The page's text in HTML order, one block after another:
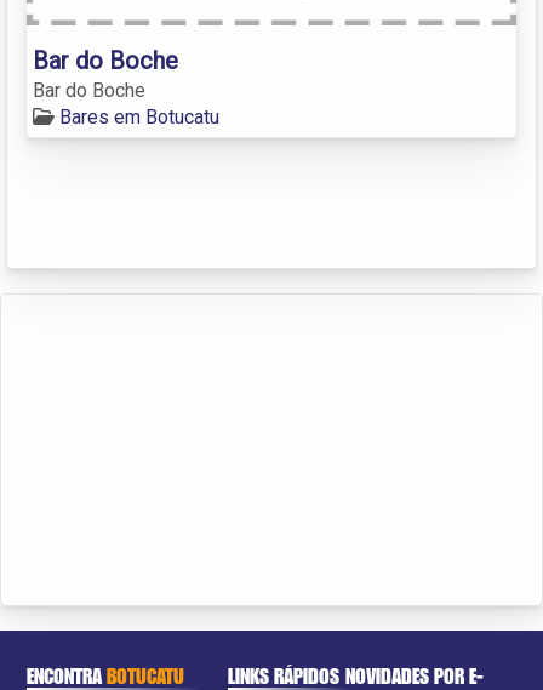
Bar do Boche
Bar do Boche
Bares em Botucatu
ENCONTRABOTUCATU LINKS RÁPIDOS NOVIDADES POR E-